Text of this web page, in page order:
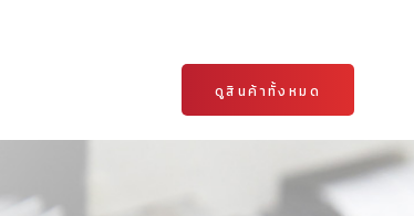
ดูสินค้าทั้งหมด